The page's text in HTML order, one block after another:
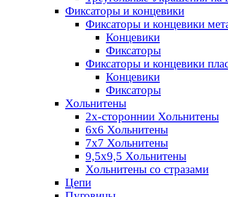
Фиксаторы и концевики
Фиксаторы и концевики
Концевики
Фиксаторы
Фиксаторы и концевики
Концевики
Фиксаторы
Хольнитены
2х-стороннии Хольнитены
6х6 Хольнитены
7х7 Хольнитены
9,5х9,5 Хольнитены
Хольнитены со стразами
Цепи